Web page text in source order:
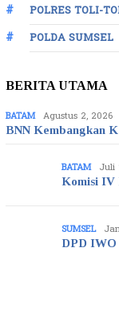
POLRES TOLI-
POLDA SUMSEL
BERITA UTAMA
BATAM Agustus 2, 2026
BNN Kembangkan
BATAM Juli
Komisi IV
SUMSEL
DPD